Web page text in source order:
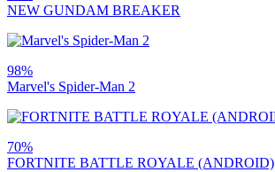
NEW GUNDAM BREAKER
98%
Marvel's Spider-Man 2
70%
FORTNITE BATTLE ROYALE (ANDROID)